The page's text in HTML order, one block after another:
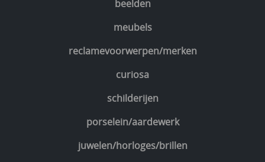
beelden
meubels
reclamevoorwerpen/merken
curiosa
schilderijen
porselein/aardewerk
juwelen/horloges/brillen